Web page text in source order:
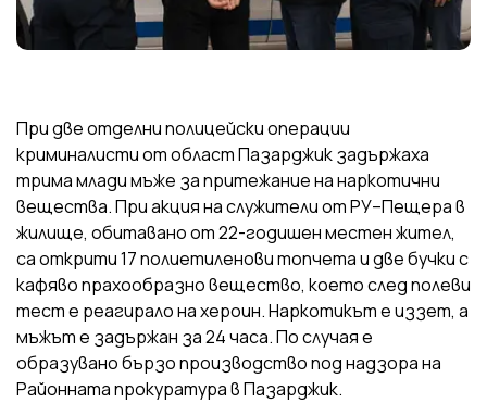
При две отделни полицейски операции
криминалисти от област Пазарджик задържаха
трима млади мъже за притежание на наркотични
вещества. При акция на служители от РУ–Пещера в
жилище, обитавано от 22-годишен местен жител,
са открити 17 полиетиленови топчета и две бучки с
кафяво прахообразно вещество, което след полеви
тест е реагирало на хероин. Наркотикът е иззет, а
мъжът е задържан за 24 часа. По случая е
образувано бързо производство под надзора на
Районната прокуратура в Пазарджик.